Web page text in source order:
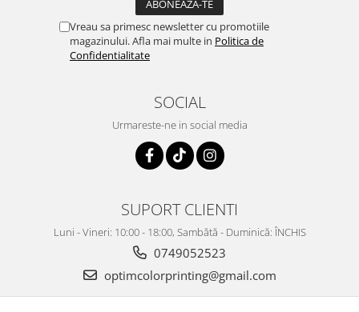
Vreau sa primesc newsletter cu promotiile
magazinului. Afla mai multe in Politica de
Confidentialitate
SOCIAL
Urmareste-ne in social media
SUPORT CLIENTI
Luni - Vineri: 10:00 - 18:00, Sambătă - Duminică: ÎNCHIS
0749052523
optimcolorprinting@gmail.com